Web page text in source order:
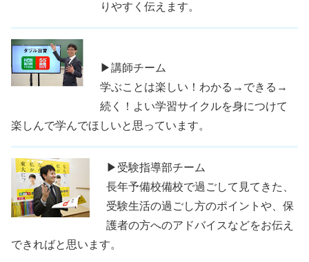
りやすく伝えます。
▶講師チーム
学ぶことは楽しい！わかる→できる→
続く！よい学習サイクルを身につけて
楽しんで学んでほしいと思っています。
▶受験指導部チーム
長年予備校備校で過ごして見てきた、
受験生活の過ごし方のポイントや、保
護者の方へのアドバイスなどをお伝え
できればと思います。